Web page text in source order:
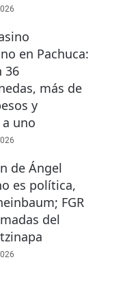
en Pachuca:
36
más de
y
uno
de Ángel
es política,
FGR
del